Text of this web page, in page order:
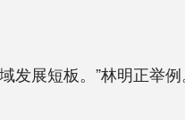
展短板。”林明正举例